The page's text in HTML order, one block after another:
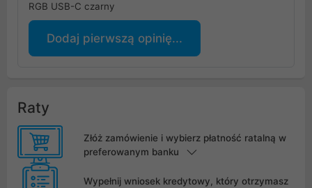
RGB USB-C czarny
Dodaj pierwszą opinię...
Raty
Złóż zamówienie i wybierz płatność ratalną w
preferowanym banku
Wypełnij wniosek kredytowy, który otrzymasz